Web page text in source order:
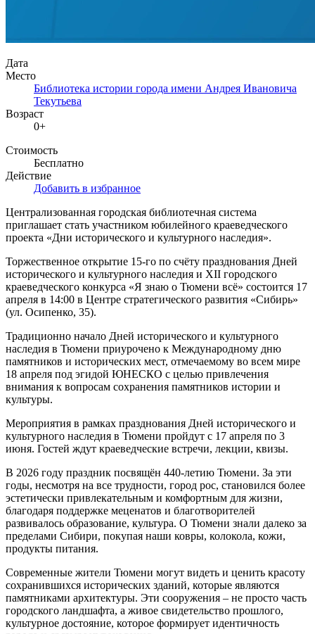
Дата
Место
Библиотека истории города имени Андрея Ивановича
Текутьева
Возраст
0+
Стоимость
Бесплатно
Действие
Добавить в избранное
Централизованная городская библиотечная система
приглашает стать участником юбилейного краеведческого
проекта «Дни исторического и культурного наследия».
Торжественное открытие 15-го по счёту празднования Дней
исторического и культурного наследия и XII городского
краеведческого конкурса «Я знаю о Тюмени всё» состоится 17
апреля в 14:00 в Центре стратегического развития «Сибирь»
(ул. Осипенко, 35).
Традиционно начало Дней исторического и культурного
наследия в Тюмени приурочено к Международному дню
памятников и исторических мест, отмечаемому во всем мире
18 апреля под эгидой ЮНЕСКО с целью привлечения
внимания к вопросам сохранения памятников истории и
культуры.
Мероприятия в рамках празднования Дней исторического и
культурного наследия в Тюмени пройдут с 17 апреля по 3
июня. Гостей ждут краеведческие встречи, лекции, квизы.
В 2026 году праздник посвящён 440-летию Тюмени. За эти
годы, несмотря на все трудности, город рос, становился более
эстетически привлекательным и комфортным для жизни,
благодаря поддержке меценатов и благотворителей
развивалось образование, культура. О Тюмени знали далеко за
пределами Сибири, покупая наши ковры, колокола, кожи,
продукты питания.
Современные жители Тюмени могут видеть и ценить красоту
сохранившихся исторических зданий, которые являются
памятниками архитектуры. Эти сооружения – не просто часть
городского ландшафта, а живое свидетельство прошлого,
культурное достояние, которое формирует идентичность